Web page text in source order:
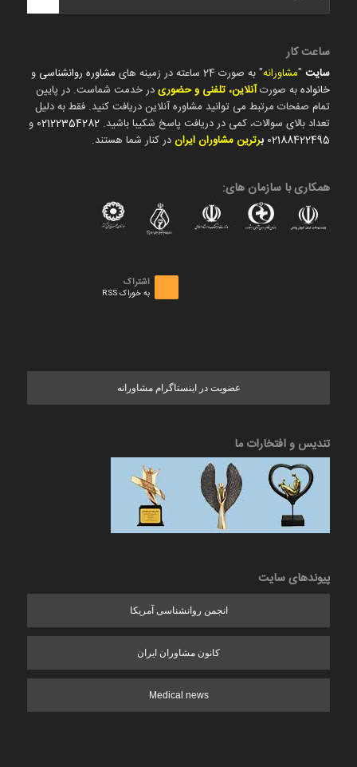
ساعت کار
سایت"مشاورانه" به صورت 24 ساعته در زمینه های مشاوره روانشناسی و
خانوادهبه صورتآنلاین، تلفنی و حضوریدر خدمت شماست. در پایین
تمام صفحات مرتبط می توانید مشاوره آنلاین دریافت کنید. فقط به دلیل
تعداد بالای سوالات، کمی در دریافت پاسخ شکیبا باشید. 02122354282 و
02188422495 برترین مشاوران ایراندر کنار شما هستند.
همکاری با سازمان های:
اشتراک
به خوراک RSS
عضویت در اینستاگرام مشاورانه
تندیس و افتخارات ما
پیوندهای سایت
انجمن روانشناسی آمریکا
کانون مشاوران ایران
Medical news